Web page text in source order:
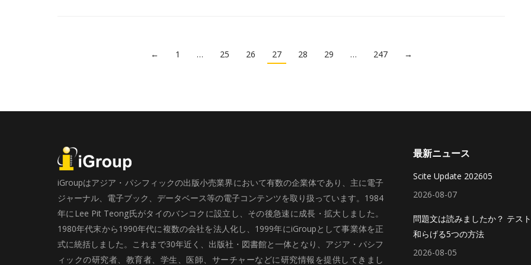
← 1 … 25 26 27 28 29 … 247 →
iGroupはアジア・パシフィックの出版小売業界において有数の企業体であり、主に電子
ジャーナル、電子ブック、データベース等の電子コンテンツを取り扱っています。1984
年にLee Pit Teong氏がタイのバンコクに設立し、その後急速に成長・拡大しました。
1980年代末から1990年代に複数の会社を法人化し、1999年にiGroupとして事業体を正
式に統括しました。これまで30年近く、出版社・図書館と一体となり、アジア・パシフ
ィックの研究者、教育者、学生、医師、サーチャーなどに研究情報を提供してきまし
最新ニュース
Scite Update 202605
2026-08-07
問題文は読みましたか？ テス
和らげる5つの方法
2026-08-05